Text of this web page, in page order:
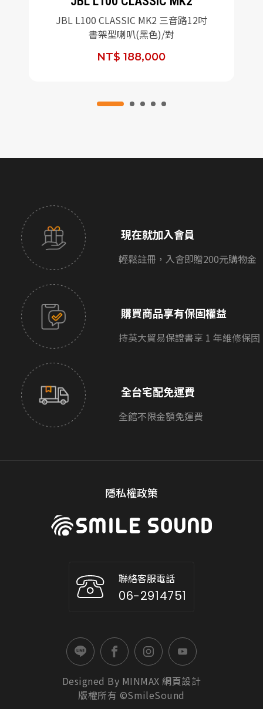
JBL L100 CLASSIC MK2 三音路12吋
書架型喇叭(黑色)/對
NT$ 188,000
現在就加入會員
輕鬆註冊，入會即贈200元購物金
購買商品享有保固權益
持英大貿易保證書享 1 年維修保固
全台宅配免運費
全館不限金額免運費
隱私權政策
聯絡客服電話
06-2914751
Designed By MINMAX 網頁設計
版權所有 ©SmileSound